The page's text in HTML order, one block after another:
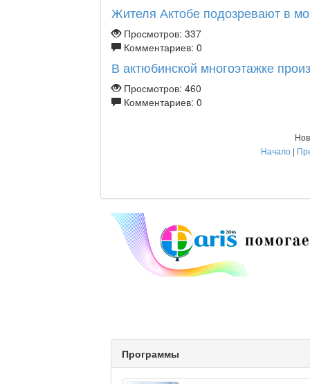
Жителя Актобе подозревают в
Просмотров: 337
Комментариев: 0
В актюбинской многоэтажке
Просмотров: 460
Комментариев: 0
Начало |
Программы